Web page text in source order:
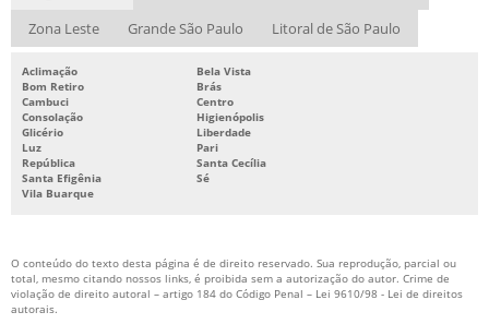
Zona Leste
Grande São Paulo Litoral de São Paulo
Aclimação
Bela Vista
Bom Retiro
Brás
Cambuci
Centro
Consolação
Higienópolis
Glicério
Liberdade
Luz
Pari
República
Santa Cecília
Santa Efigênia
Sé
Vila Buarque
O conteúdo do texto desta página é de direito reservado. Sua reprodução, parcial ou
total, mesmo citando nossos links, é proibida sem a autorização do autor. Crime de
violação de direito autoral – artigo 184 do Código Penal – Lei 9610/98 - Lei de direitos
autorais.